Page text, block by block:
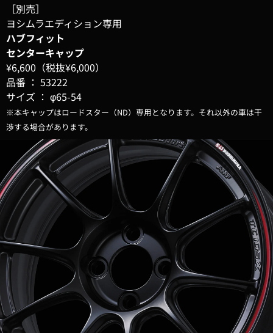
［別売］
ヨシムラエディション専用
ハブフィット
センターキャップ
¥6,600（税抜¥6,000）
品番 ： 53222
サイズ ： φ65-54
※本キャップはロードスター（ND）専用となります。それ以外の車は干
渉する場合があります。